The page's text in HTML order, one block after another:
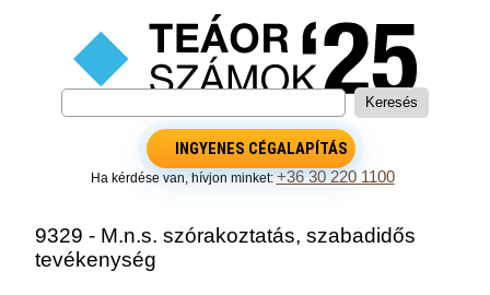
INGYENES CÉGALAPÍTÁS
Ha kérdése van, hívjon minket:+36 30 220 1100
9329 - M.n.s. szórakoztatás, szabadidős
tevékenység